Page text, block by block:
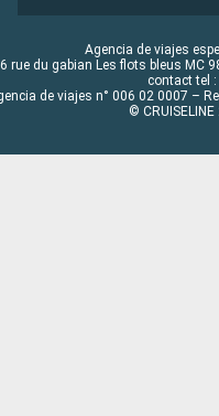
Agencia de viajes
rue du gabian Les flots bleus MC
contact tel
de viajes n° 006 02 0007 –
©